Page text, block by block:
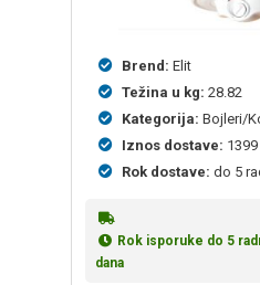
Brend: Elit
Težina u kg: 28.82
Kategorija: Bojleri/
Iznos dostave: 1399
Rok dostave: do 5
Rok isporuke do 5
dana